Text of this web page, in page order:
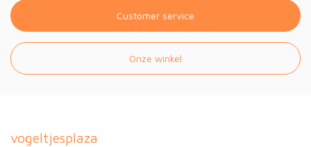
Customer service
Onze winkel
vogeltjesplaza